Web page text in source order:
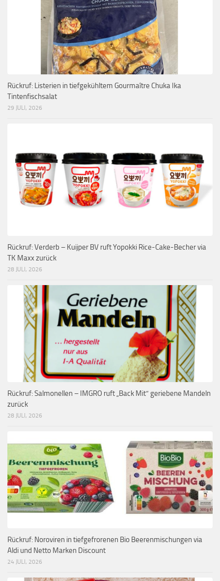
Rückruf: Listerien in tiefgekühltem Gourmaître Chuka Ika
Tintenfischsalat
29 JULI, 2026
Rückruf: Verderb – Kuijper BV ruft Yopokki Rice-Cake-Becher via
TK Maxx zurück
28 JULI, 2026
Rückruf: Salmonellen – IMGRO ruft „Back Mit“ geriebene Mandeln
zurück
28 JULI, 2026
Rückruf: Noroviren in tiefgefrorenen Bio Beerenmischungen via
Aldi und Netto Marken Discount
24 JULI, 2026